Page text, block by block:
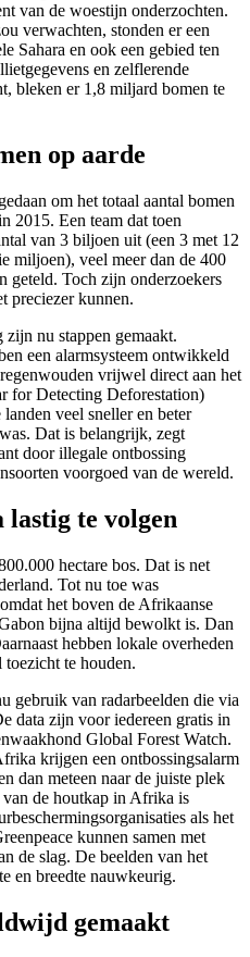
van de woestijn onderzochten.
verwachten, stonden er een
Sahara en ook een gebied ten
en zelflerende
bleken er 1,8 miljard bomen te
op aarde
om het totaal aantal bomen
2015. Een team dat toen
van 3 biljoen uit (een 3 met 12
miljoen), veel meer dan de 400
geteld. Toch zijn onderzoekers
preciezer kunnen.
nu stappen gemaakt.
een alarmsysteem ontwikkeld
vrijwel direct aan het
for Detecting Deforestation)
veel sneller en beter
Dat is belangrijk, zegt
door illegale ontbossing
voorgoed van de wereld.
te volgen
hectare bos. Dat is net
Tot nu toe was
het boven de Afrikaanse
bijna altijd bewolkt is. Dan
hebben lokale overheden
te houden.
gebruik van radarbeelden die via
data zijn voor iedereen gratis in
Global Forest Watch.
krijgen een ontbossingsalarm
dan meteen naar de juiste plek
van de houtkap in Afrika is
als het
kunnen samen met
de slag. De beelden van het
en breedte nauwkeurig.
gemaakt